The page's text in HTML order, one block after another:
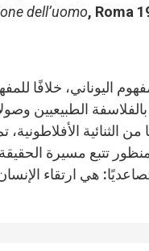
dell’uomo, Roma
اليوناني، خلافًا
بالفلاسفة الطبيعيين
من الثنائية
هي ارتقاء